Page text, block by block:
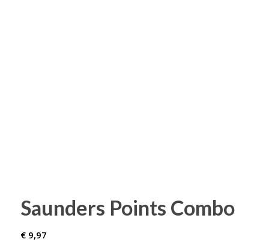
Saunders Points Combo
€9,97